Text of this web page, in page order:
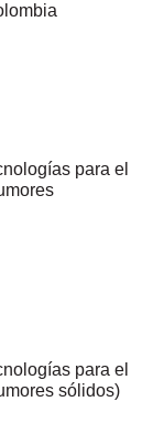
para el
para el
sólidos)